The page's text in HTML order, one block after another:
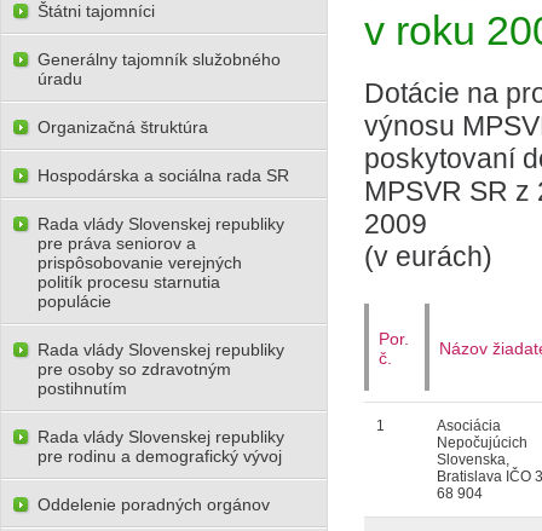
v roku
Dotácie na
výnosu
poskytovaní
MPSVR SR
2009
(v eurách)
Por.
č.
Názov
1
Asociácia
Nepočujúcich
Slovenska,
Bratislava IČO
68 904
Štátni tajomníci
Generálny tajomník služobného
úradu
Organizačná štruktúra
Hospodárska a sociálna rada SR
Rada vlády Slovenskej republiky
pre práva seniorov a
prispôsobovanie verejných
politík procesu starnutia
populácie
Rada vlády Slovenskej republiky
pre osoby so zdravotným
postihnutím
Rada vlády Slovenskej republiky
pre rodinu a demografický vývoj
Oddelenie poradných orgánov